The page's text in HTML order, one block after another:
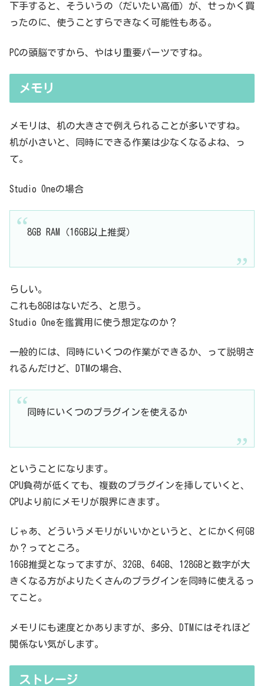
下手すると、そういうの（だいたい高価）が、せっかく買
ったのに、使うことすらできなく可能性もある。
PCの頭脳ですから、やはり重要パーツですね。
メモリ
メモリは、机の大きさで例えられることが多いですね。
机が小さいと、同時にできる作業は少なくなるよね、っ
て。
Studio Oneの場合
8GB RAM（16GB以上推奨）
らしい。
これも8GBはないだろ、と思う。
Studio Oneを鑑賞用に使う想定なのか？
一般的には、同時にいくつの作業ができるか、って説明さ
れるんだけど、DTMの場合、
同時にいくつのプラグインを使えるか
ということになります。
CPU負荷が低くても、複数のプラグインを挿していくと、
CPUより前にメモリが限界にきます。
じゃあ、どういうメモリがいいかというと、とにかく何GB
か？ってところ。
16GB推奨となってますが、32GB、64GB、128GBと数字が大
きくなる方がよりたくさんのプラグインを同時に使えるっ
てこと。
メモリにも速度とかありますが、多分、DTMにはそれほど
関係ない気がします。
ストレージ